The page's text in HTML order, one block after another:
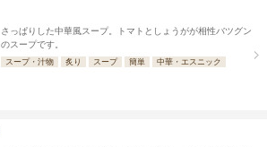
さっぱりした中華風スープ。トマトとしょうがが相性バツグン
のスープです。
スープ・汁物 炙り スープ 簡単 中華・エスニック